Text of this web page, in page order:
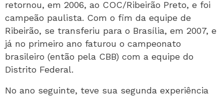
retornou, em 2006, ao COC/Ribeirão Preto, e foi
campeão paulista. Com o fim da equipe de
Ribeirão, se transferiu para o Brasília, em 2007, e
já no primeiro ano faturou o campeonato
brasileiro (então pela CBB) com a equipe do
Distrito Federal.
No ano seguinte, teve sua segunda experiência